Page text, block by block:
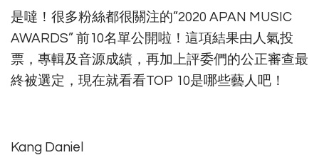
是噠！很多粉絲都很關注的”2020 APAN MUSIC
AWARDS” 前10名單公開啦！這項結果由人氣投
票，專輯及音源成績，再加上評委們的公正審查最
終被選定，現在就看看TOP 10是哪些藝人吧！
Kang Daniel